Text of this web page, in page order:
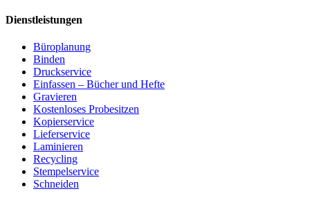
Dienstleistungen
Büroplanung
Binden
Druckservice
Einfassen – Bücher und Hefte
Gravieren
Kostenloses Probesitzen
Kopierservice
Lieferservice
Laminieren
Recycling
Stempelservice
Schneiden